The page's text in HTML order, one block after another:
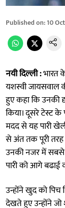
Published on:10
नयी दिल्ली :भारत
यशस्वी जायसवाल
हुए कहा कि उनकी
किया। दूसरे टेस्ट
मदद से यह पारी
से अंत तक पूरी तरह
उनकी नजर में सबसे
पारी को आगे बढाई
उन्होंने खुद को
देखते हुए उन्होंने जो